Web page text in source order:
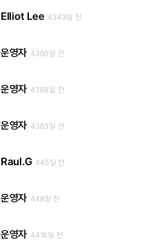
Elliot Lee 4343일 전
운영자 4350일 전
운영자 4368일 전
운영자 4383일 전
Raul.G 445일 전
운영자 448일 전
운영자 4418일 전